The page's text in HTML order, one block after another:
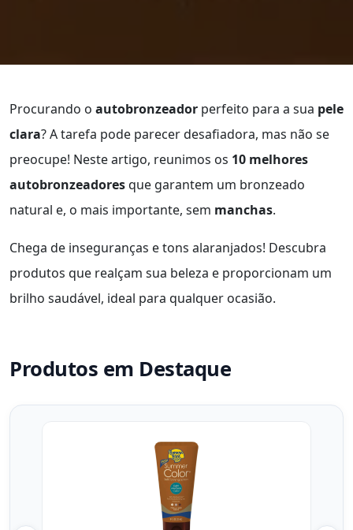
Procurando o autobronzeador perfeito para a sua pele
clara? A tarefa pode parecer desafiadora, mas não se
preocupe! Neste artigo, reunimos os 10 melhores
autobronzeadoresque garantem um bronzeado
natural e, o mais importante, sem manchas.
Chega de inseguranças e tons alaranjados! Descubra
produtos que realçam sua beleza e proporcionam um
brilho saudável, ideal para qualquer ocasião.
Produtos em Destaque